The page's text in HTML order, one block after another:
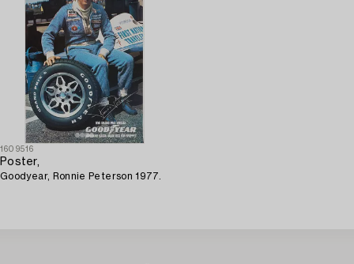
1609516
Poster,
Goodyear, Ronnie Peterson 1977.